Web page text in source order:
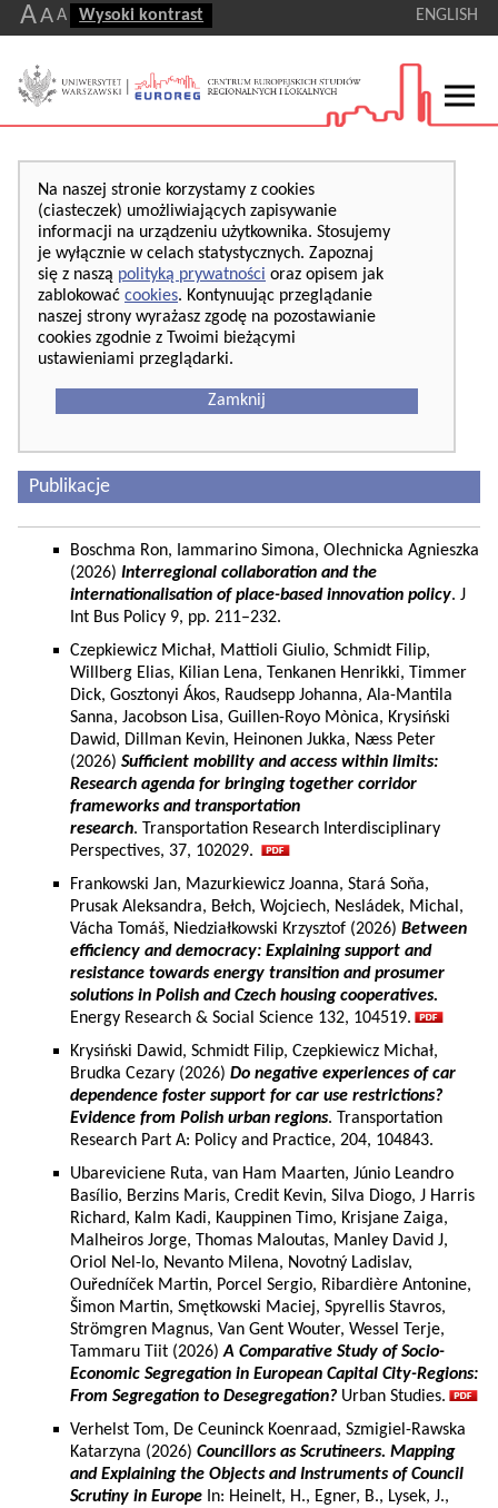
AA A Wysoki kontrast ENGLISH
Na naszej stronie korzystamy z cookies
(ciasteczek) umożliwiających zapisywanie
informacji na urządzeniu użytkownika. Stosujemy
je wyłącznie w celach statystycznych. Zapoznaj
się z naszą polityką prywatności oraz opisem jak
zablokować cookies. Kontynuując przeglądanie
naszej strony wyrażasz zgodę na pozostawianie
cookies zgodnie z Twoimi bieżącymi
ustawieniami przeglądarki.
Zamknij
Publikacje
Boschma Ron, Iammarino Simona, Olechnicka Agnieszka
(2026) Interregional collaboration and the
internationalisation of place-based innovation policy. J
Int Bus Policy 9, pp. 211–232.
Czepkiewicz Michał, Mattioli Giulio, Schmidt Filip,
Willberg Elias, Kilian Lena, Tenkanen Henrikki, Timmer
Dick, Gosztonyi Ákos, Raudsepp Johanna, Ala-Mantila
Sanna, Jacobson Lisa, Guillen-Royo Mònica, Krysiński
Dawid, Dillman Kevin, Heinonen Jukka, Næss Peter
(2026) Sufficient mobility and access within limits:
Research agenda for bringing together corridor
frameworks and transportation
research. Transportation Research Interdisciplinary
Perspectives, 37, 102029.
Frankowski Jan, Mazurkiewicz Joanna, Stará Soňa,
Prusak Aleksandra, Bełch, Wojciech, Nesládek, Michal,
Vácha Tomáš, Niedziałkowski Krzysztof (2026) Between
efficiency and democracy: Explaining support and
resistance towards energy transition and prosumer
solutions in Polish and Czech housing cooperatives.
Energy Research & Social Science 132, 104519.
Krysiński Dawid, Schmidt Filip, Czepkiewicz Michał,
Brudka Cezary (2026) Do negative experiences of car
dependence foster support for car use restrictions?
Evidence from Polish urban regions. Transportation
Research Part A: Policy and Practice, 204, 104843.
Ubareviciene Ruta, van Ham Maarten, Júnio Leandro
Basílio, Berzins Maris, Credit Kevin, Silva Diogo, J Harris
Richard, Kalm Kadi, Kauppinen Timo, Krisjane Zaiga,
Malheiros Jorge, Thomas Maloutas, Manley David J,
Oriol Nel-lo, Nevanto Milena, Novotný Ladislav,
Ouředníček Martin, Porcel Sergio, Ribardière Antonine,
Šimon Martin, Smętkowski Maciej, Spyrellis Stavros,
Strömgren Magnus, Van Gent Wouter, Wessel Terje,
Tammaru Tiit (2026)A Comparative Study of Socio-
Economic Segregation in European Capital City-Regions:
From Segregation to Desegregation? Urban Studies.
Verhelst Tom, De Ceuninck Koenraad, Szmigiel-Rawska
Katarzyna (2026) Councillors as Scrutineers. Mapping
and Explaining the Objects and Instruments of Council
Scrutiny in Europe In: Heinelt, H., Egner, B., Lysek, J.,